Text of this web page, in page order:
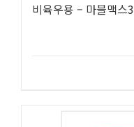
비육우용 – 마블맥스3